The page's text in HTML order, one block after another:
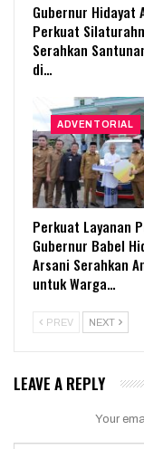
Gubernur Hidayat
Perkuat
Serahkan
di…
ADVENTORIAL
Perkuat Layanan
Gubernur Babel
Arsani Serahkan
untuk Warga…
PREV NEXT
LEAVE A REPLY
Your